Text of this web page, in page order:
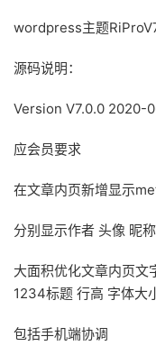
wordpress主题
源码说明：
Version V7.0.0 2020-
应会员要求
在文章内页新增显示
分别显示作者 头像 昵
大面积优化文章内页文
1234标题 行高 字体大
包括手机端协调